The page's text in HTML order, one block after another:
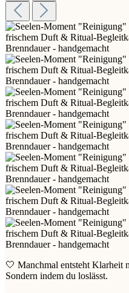
🤍 Manchmal entsteht Klarheit
Sondern indem du loslässt.